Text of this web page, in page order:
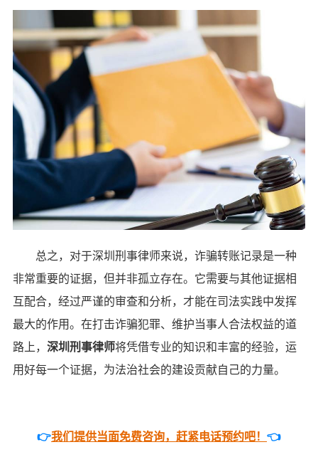
总之，对于深圳刑事律师来说，诈骗转账记录是一种
非常重要的证据，但并非孤立存在。它需要与其他证据相
互配合，经过严谨的审查和分析，才能在司法实践中发挥
最大的作用。在打击诈骗犯罪、维护当事人合法权益的道
路上， 深圳刑事律师将凭借专业的知识和丰富的经验，运
用好每一个证据，为法治社会的建设贡献自己的力量。
👉我们提供当面免费咨询，赶紧电话预约吧！ 👈